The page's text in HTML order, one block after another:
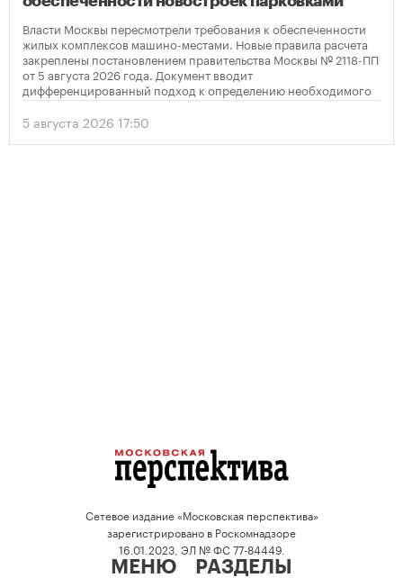
Власти Москвы пересмотрели требования к обеспеченности
жилых комплексов машино-местами. Новые правила расчета
закреплены постановлением правительства Москвы № 2118-ПП
от 5 августа 2026 года. Документ вводит
дифференцированный подход к определению необходимого
количества парковок в зависимости от площади квартир и
устанавливает переходный период для уже согласованных
проектов.
5 августа 2026 17:50
Сетевое издание «Московская перспектива»
зарегистрировано в Роскомнадзоре
16.01.2023, ЭЛ № ФС 77-84449.
МЕНЮ РАЗДЕЛЫ